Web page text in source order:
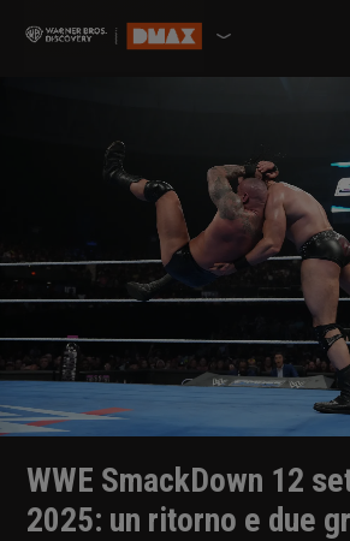
WWE SmackDown 12
2025: un ritorno e due